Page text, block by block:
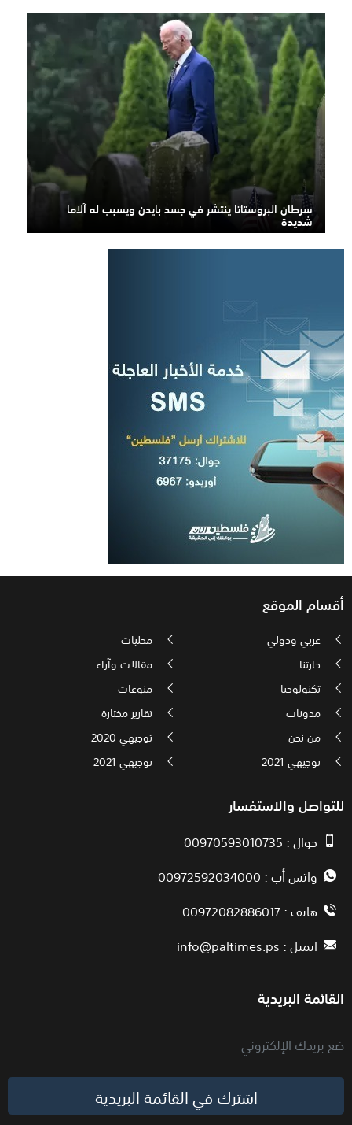
سرطان البروستاتا ينتشر في جسد بايدن ويسبب له آلاما
شديدة
أقسام الموقع
عربي ودولي
محليات
حارتنا
مقالات وآراء
تكنولوجيا
منوعات
مدونات
تقارير مختارة
من نحن
توجيهي 2020
توجيهي 2021
توجيهي 2021
للتواصل والاستفسار
جوال : 00970593010735
واتس أب : 00972592034000
هاتف : 00972082886017
ايميل :info@paltimes.ps
القائمة البريدية
اشترك في القائمة البريدية